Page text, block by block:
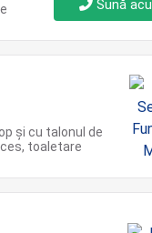
Sună
și cu talonul de
toaletare